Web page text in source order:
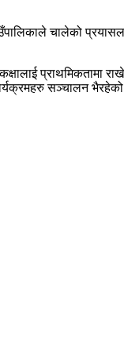
चालेको
प्राथमिकतामा
सञ्चालन